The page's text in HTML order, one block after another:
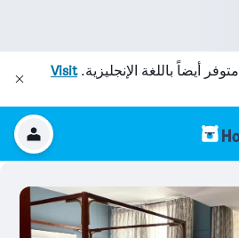
متوفر أيضاً باللغة الإنجليزية.Visit